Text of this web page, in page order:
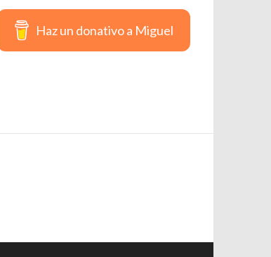
Haz un donativo a Miguel